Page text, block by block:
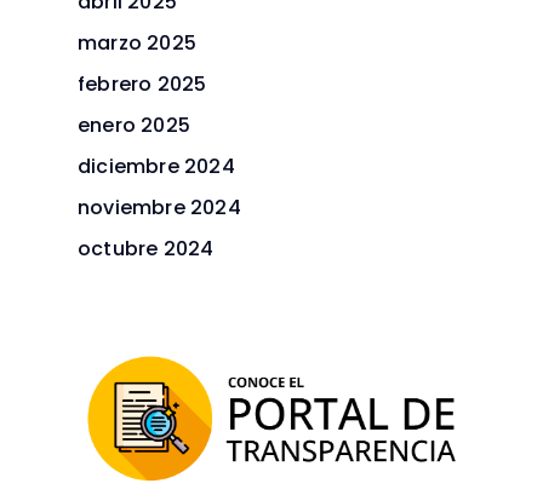
marzo 2025
febrero 2025
enero 2025
diciembre 2024
noviembre 2024
octubre 2024